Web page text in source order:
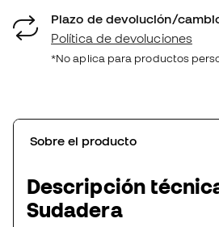
Plazo de devolución/
Política de devoluciones
*No aplica para productos
Sobre el producto
Descripción
Sudadera